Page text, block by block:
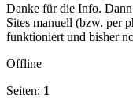
Danke für die Info.
Sites manuell (bzw. per
funktioniert und bisher
Offline
Seiten: 1